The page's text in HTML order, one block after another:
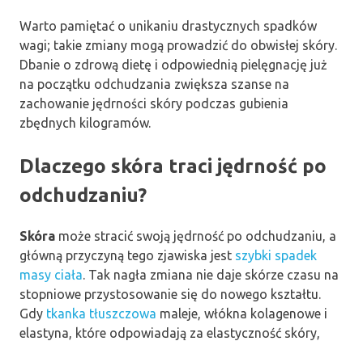
Warto pamiętać o unikaniu drastycznych spadków
wagi; takie zmiany mogą prowadzić do obwisłej skóry.
Dbanie o zdrową dietę i odpowiednią pielęgnację już
na początku odchudzania zwiększa szanse na
zachowanie jędrności skóry podczas gubienia
zbędnych kilogramów.
Dlaczego skóra traci jędrność po
odchudzaniu?
Skóra może stracić swoją jędrność po odchudzaniu, a
główną przyczyną tego zjawiska jest szybki spadek
masy ciała . Tak nagła zmiana nie daje skórze czasu na
stopniowe przystosowanie się do nowego kształtu.
Gdy tkanka tłuszczowa maleje, włókna kolagenowe i
elastyna, które odpowiadają za elastyczność skóry,